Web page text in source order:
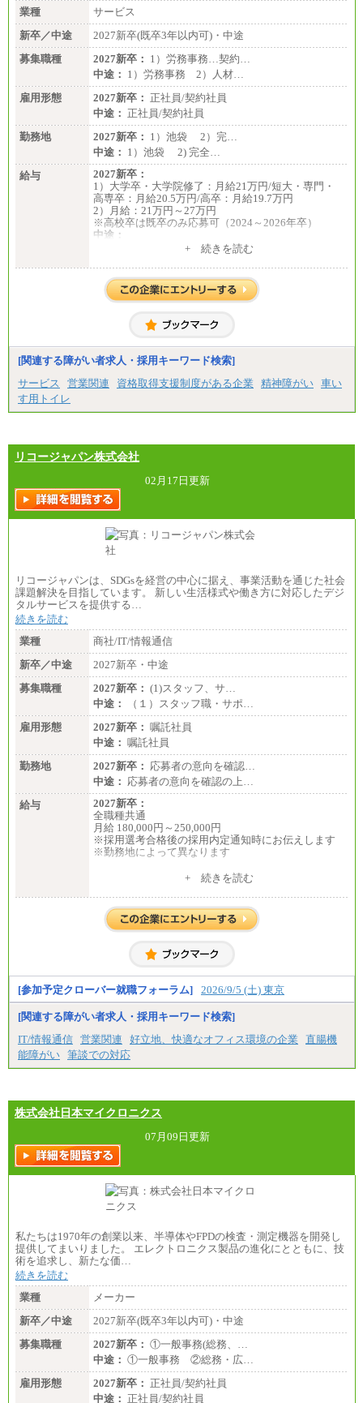
業種
サービス
新卒／中途
2027新卒(既卒3年以内可)・中途
募集職種
2027新卒： 1）労務事務…契約…
中途： 1）労務事務 2）人材…
雇用形態
2027新卒： 正社員/契約社員
中途： 正社員/契約社員
勤務地
2027新卒： 1）池袋 2）完…
中途： 1）池袋 2) 完全…
給与
2027新卒：
1）大学卒・大学院修了：月給21万円/短大・専門・
高専卒：月給20.5万円/高卒：月給19.7万円
2）月給：21万円～27万円
※高校卒は既卒のみ応募可（2024～2026年卒）
中途：
1）月給：21万円～25万円+ 続きを読む
[関連する障がい者求人・採用キーワード検索]
サービス
営業関連 資格取得支援制度がある企業 精神障がい 車い
す用トイレ
リコージャパン株式会社
02月17日更新
リコージャパンは、SDGsを経営の中心に据え、事業活動を通じた社会
課題解決を目指しています。 新しい生活様式や働き方に対応したデジ
タルサービスを提供する…
続きを読む
業種
商社/IT/情報通信
新卒／中途
2027新卒・中途
募集職種
2027新卒： (1)スタッフ、サ…
中途：
（１）スタッフ職・サポ…
雇用形態
2027新卒： 嘱託社員
中途： 嘱託社員
勤務地
2027新卒： 応募者の意向を確認…
中途： 応募者の意向を確認の上…
給与
2027新卒：
全職種共通
月給 180,000円～250,000円
※採用選考合格後の採用内定通知時にお伝えします
※勤務地によって異なります
月給 200,000円～250,000円
入社時の処遇は経験・能力を考慮の上、当社規程に
より決定します。
お伝えします。
+ 続きを読む
[参加予定クローバー就職フォーラム] 2026/9/5 (土) 東京
[関連する障がい者求人・採用キーワード検索]
IT/情報通信 営業関連 好立地、快適なオフィス環境の企業
直腸機
能障がい 筆談での対応
株式会社日本マイクロニクス
07月09日更新
私たちは1970年の創業以来、半導体やFPDの検査・測定機器を開発し
提供してまいりました。 エレクトロニクス製品の進化にとともに、技
術を追求し、新たな価…
続きを読む
業種
メーカー
新卒／中途
2027新卒(既卒3年以内可)・中途
募集職種
2027新卒： ①一般事務(総務、…
中途： ①一般事務 ②総務・広…
雇用形態
2027新卒： 正社員/契約社員
中途： 正社員/契約社員